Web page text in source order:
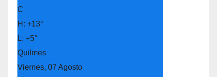
C
H: +13°
L: +5°
Quilmes
Viernes, 07 Agosto